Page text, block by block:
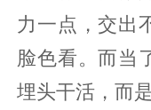
力一点，交出
脸色看。而当
埋头干活，而